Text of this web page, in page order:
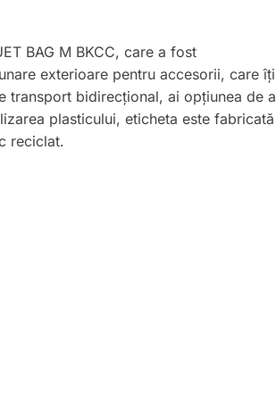
BAG M BKCC, care a fost
exterioare pentru accesorii, care îți
transport bidirecțional, ai opțiunea de a
plasticului, eticheta este fabricată
reciclat.